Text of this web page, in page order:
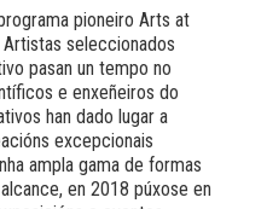
pioneiro Arts at
Artistas seleccionados
pasan un tempo no
e enxeñeiros do
han dado lugar a
excepcionais
ampla gama de formas
en 2018 púxose en